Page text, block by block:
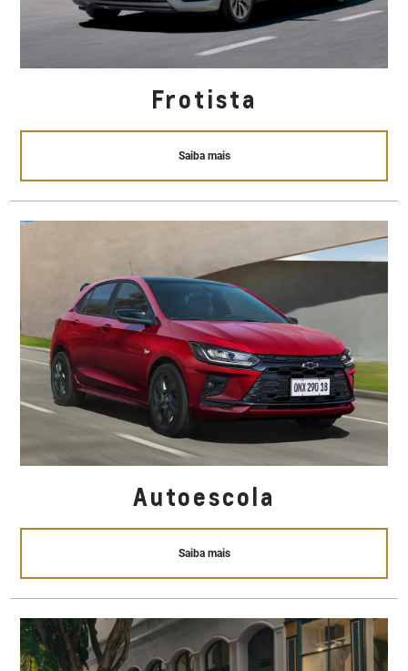
Frotista
Saiba mais
Autoescola
Saiba mais